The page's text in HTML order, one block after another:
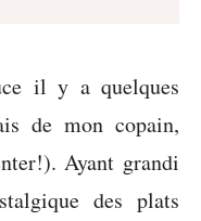
il y a quelques
de mon copain,
Ayant grandi
des plats